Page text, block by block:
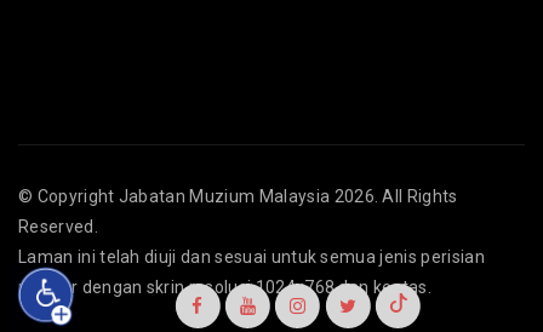
© Copyright Jabatan Muzium Malaysia 2026. All Rights
Reserved.
Laman ini telah diuji dan sesuai untuk semua jenis perisian
pelayar dengan skrin resolusi 1024x768 dan keatas.